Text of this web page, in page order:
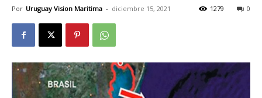
Por Uruguay Vision Maritima - diciembre 15, 2021 0
1279